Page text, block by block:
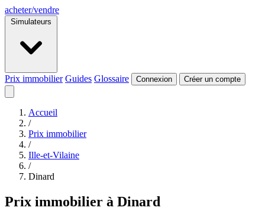
acheter/vendre
Simulateurs
Prix immobilier Guides Glossaire Connexion Créer un compte
Accueil
/
Prix immobilier
/
Ille-et-Vilaine
/
Dinard
Prix immobilier à Dinard